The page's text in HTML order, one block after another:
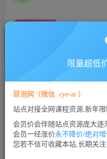
【刘承元】工厂全面改善-
此内容为付费资源，请付费后
VIP会员 免费
立
您当前未登录
限量超低
冒泡网（微信: cye-ai ）
站点对接全网课程资源,新年
会员价会伴随站点资源庞大逐
会员一经涨价永不降价/绝对增
您若不信可收藏本站,长期关注!